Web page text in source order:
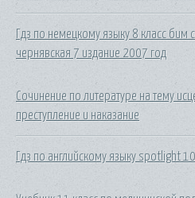
Гдз по немецкому языку 8 класс бим
чернявская 7 издание 2007 год
Сочинение по литературе на тему
преступление и наказание
Гдз по английскому языку spotlight